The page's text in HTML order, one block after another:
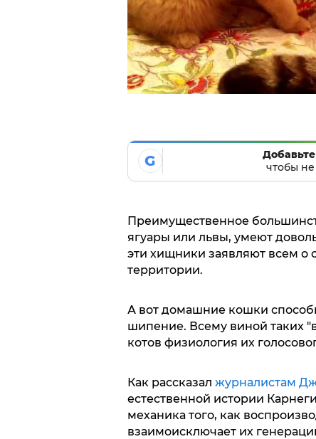
G
чтобы не
Преимущественное
ягуары или львы, умеют
эти хищники заявляют всем о
территории.
А вот домашние кошки
шипение. Всему виной таких
котов физиология их
Как рассказал журналистам
естественной истории
механика того, как
взаимоисключает их